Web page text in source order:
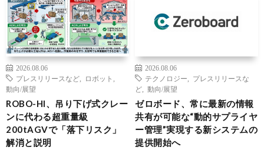
2026.08.06
プレスリリースなど
ロボット
動向/展望
ROBO-HI、吊り下げ式クレー
ンに代わる超重量級
200tAGVで「落下リスク」
解消と説明
2026.08.06
テクノロジー
プレスリリースな
ど
動向/展望
ゼロボード、常に最新の情報
共有が可能な“動的サプライヤ
ー管理”実現する新システムの
提供開始へ